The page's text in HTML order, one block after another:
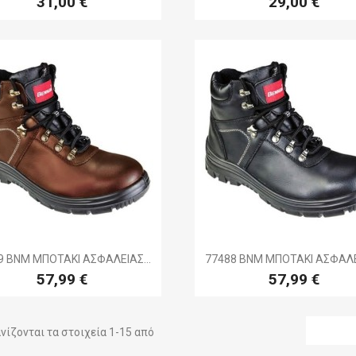
Γρήγορη προβολή
BNM ΜΠΟΤΑΚΙ ΑΣΦΑΛΕΙΑΣ...
57,99 €
Γρήγορη
77488 BNM ΜΠΟΤΑΚΙ
57,99 €
τα στοιχεία 1-15 από